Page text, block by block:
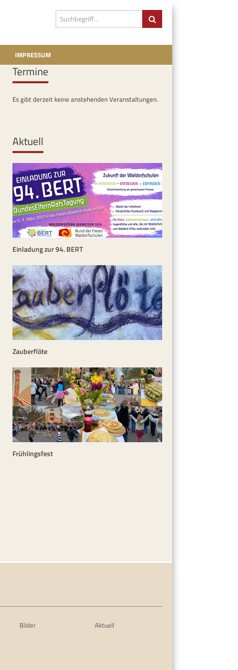
IMPRESSUM
Termine
Es gibt derzeit keine anstehenden Veranstaltungen.
Aktuell
Einladung zur 94. BERT
Zauberflöte
Frühlingsfest
Bilder Aktuell